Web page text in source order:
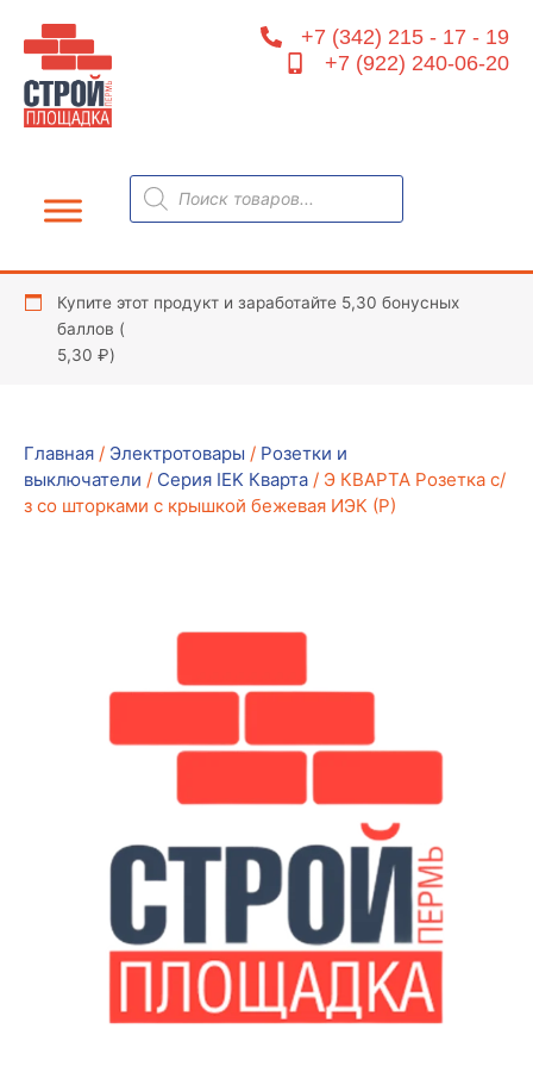
содержимому
+7 (342) 215 - 17 - 19
+7 (922) 240-06-20
Поиск
товаров
Купите этот продукт и заработайте 5,30 бонусных
баллов (
5,30 ₽)
Главная / Электротовары / Розетки и
выключатели / Серия IEK Кварта / Э КВАРТА Розетка c/
з со шторками с крышкой бежевая ИЭК (Р)